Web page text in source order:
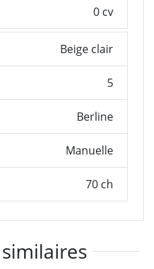
0 cv
Beige clair
5
Berline
Manuelle
70 ch